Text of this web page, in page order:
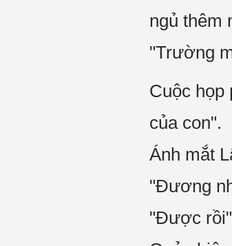
ngủ thêm
"Trường
Cuộc họp
của con".
Ánh mắt
"Đương
"Được